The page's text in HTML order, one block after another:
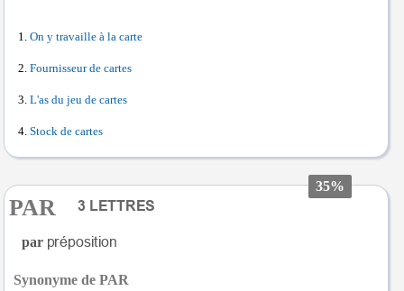
On y travaille à la carte
Fournisseur de cartes
L'as du jeu de cartes
Stock de cartes
35%
PAR
par
Synonyme de PAR